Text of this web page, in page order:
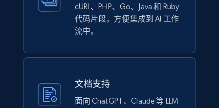
cURL、PHP、Go、Java 和 Ruby
代码片段，方便集成到 AI 工作
流中。
文档支持
面向 ChatGPT、Claude 等 LLM